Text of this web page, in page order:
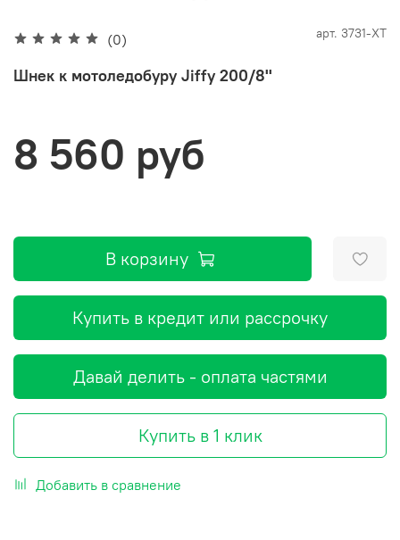
(0) арт. 3731-XT
Шнек к мотоледобуру Jiffy 200/8''
8 560 руб
В корзину
Купить в кредит или рассрочку
Давай делить - оплата частями
Купить в 1 клик
Добавить в сравнение